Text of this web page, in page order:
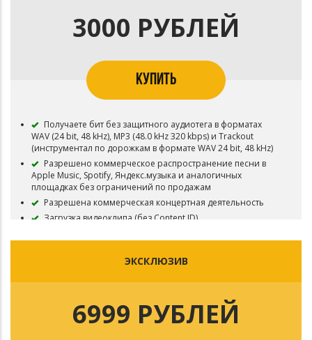
3000 РУБЛЕЙ
КУПИТЬ
Получаете бит без защитного аудиотега в форматах
WAV (24 bit, 48 kHz), MP3 (48.0 kHz 320 kbps) и Trackout
(инструментал по дорожкам в формате WAV 24 bit, 48 kHz)
Разрешено коммерческое распространение песни в
Apple Music, Spotify, Яндекс.музыка и аналогичных
площадках без ограничений по продажам
Разрешена коммерческая концертная деятельность
Загрузка видеоклипа (без Content ID)
ЭКСКЛЮЗИВ
6999 РУБЛЕЙ